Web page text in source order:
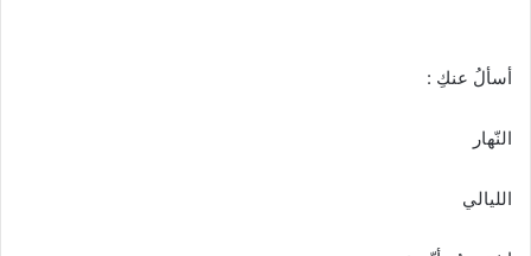
أسألُ عنكِ :
النّهار
الليالي